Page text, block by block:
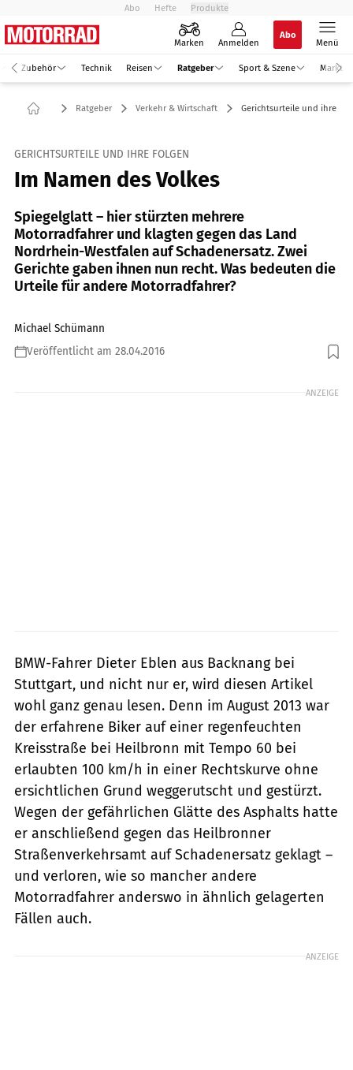
Abo Hefte Produkte
Marken Anmelden
Abo
Menü
Zubehör Technik Reisen Ratgeber Sport & Szene Markt
Ratgeber Verkehr & Wirtschaft Gerichtsurteile und ihre
GERICHTSURTEILE UND IHRE FOLGEN
Im Namen des Volkes
Spiegelglatt – hier stürzten mehrere
Motorradfahrer und klagten gegen das Land
Nordrhein-Westfalen auf Schadenersatz. Zwei
Gerichte gaben ihnen nun recht. Was bedeuten die
Urteile für andere Motorradfahrer?
Michael Schümann
Veröffentlicht am 28.04.2016
Foto: Bundesanstalt für Straßenwesen
ANZEIGE
BMW-Fahrer Dieter Eblen aus Backnang bei
Stuttgart, und nicht nur er, wird diesen Artikel
wohl ganz genau lesen. Denn im August 2013 war
der erfahrene Biker auf einer regenfeuchten
Kreisstraße bei Heilbronn mit Tempo 60 bei
erlaubten 100 km/h in einer Rechtskurve ohne
ersichtlichen Grund weggerutscht und gestürzt.
Wegen der gefährlichen Glätte des Asphalts hatte
er anschließend gegen das Heilbronner
Straßenverkehrsamt auf Schadenersatz geklagt –
und verloren, wie so mancher andere
Motorradfahrer anderswo in ähnlich gelagerten
Fällen auch.
ANZEIGE